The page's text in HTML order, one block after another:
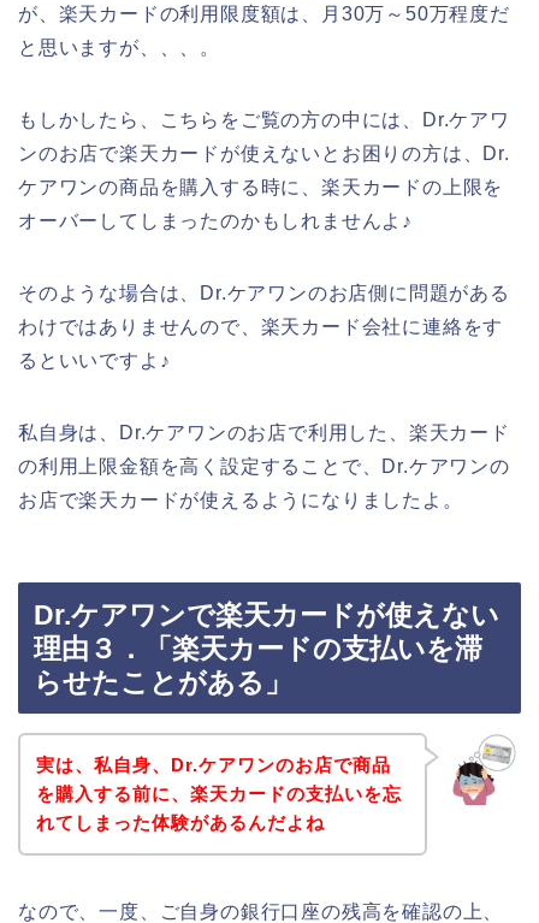
が、楽天カードの利用限度額は、月30万～50万程度だ
と思いますが、、、。
もしかしたら、こちらをご覧の方の中には、Dr.ケアワ
ンのお店で楽天カードが使えないとお困りの方は、Dr.
ケアワンの商品を購入する時に、楽天カードの上限を
オーバーしてしまったのかもしれませんよ♪
そのような場合は、Dr.ケアワンのお店側に問題がある
わけではありませんので、楽天カード会社に連絡をす
るといいですよ♪
私自身は、Dr.ケアワンのお店で利用した、楽天カード
の利用上限金額を高く設定することで、Dr.ケアワンの
お店で楽天カードが使えるようになりましたよ。
Dr.ケアワンで楽天カードが使えない
理由３．「楽天カードの支払いを滞
らせたことがある」
実は、私自身、Dr.ケアワンのお店で商品
を購入する前に、楽天カードの支払いを忘
れてしまった体験があるんだよね
なので、一度、ご自身の銀行口座の残高を確認の上、